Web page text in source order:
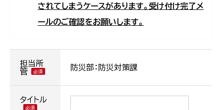
されてしまうケースがあります。受け付け完了メ
ールのご確認をお願いします。
担当所
管
防災部：防災対策課
タイトル